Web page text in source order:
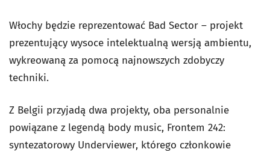
Włochy będzie reprezentować Bad Sector – projekt
prezentujący wysoce intelektualną wersją ambientu,
wykreowaną za pomocą najnowszych zdobyczy
techniki.
Z Belgii przyjadą dwa projekty, oba personalnie
powiązane z legendą body music, Frontem 242:
syntezatorowy Underviewer, którego członkowie